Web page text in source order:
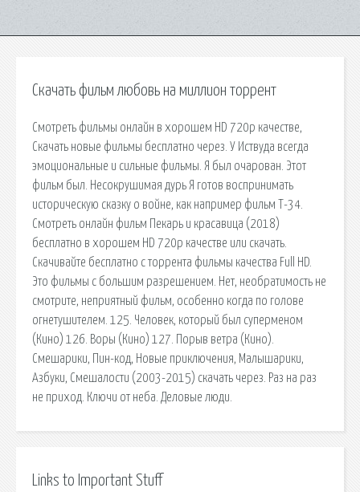
Скачать фильм любовь на миллион торрент
Смотреть фильмы онлайн в хорошем HD 720p качестве,
Скачать новые фильмы бесплатно через. У Иствуда всегда
эмоциональные и сильные фильмы. Я был очарован. Этот
фильм был. Несокрушимая дурь Я готов воспринимать
историческую сказку о войне, как например фильм Т-34.
Смотреть онлайн фильм Пекарь и красавица (2018)
бесплатно в хорошем HD 720p качестве или скачать.
Скачивайте бесплатно с торрента фильмы качества Full HD.
Это фильмы с большим разрешением. Нет, необратимость не
смотрите, неприятный фильм, особенно когда по голове
огнетушителем. 125. Человек, который был суперменом
(Кино) 126. Воры (Кино) 127. Порыв ветра (Кино).
Смешарики, Пин-код, Новые приключения, Малышарики,
Азбуки, Смешалости (2003-2015) скачать через. Раз на раз
не приход. Ключи от неба. Деловые люди.
Links to Important Stuff